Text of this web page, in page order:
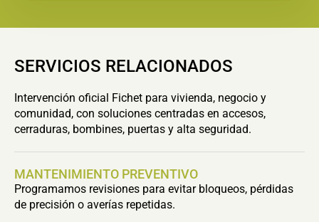
SERVICIOS RELACIONADOS
Intervención oficial Fichet para vivienda, negocio y
comunidad, con soluciones centradas en accesos,
cerraduras, bombines, puertas y alta seguridad.
MANTENIMIENTO PREVENTIVO
Programamos revisiones para evitar bloqueos, pérdidas
de precisión o averías repetidas.